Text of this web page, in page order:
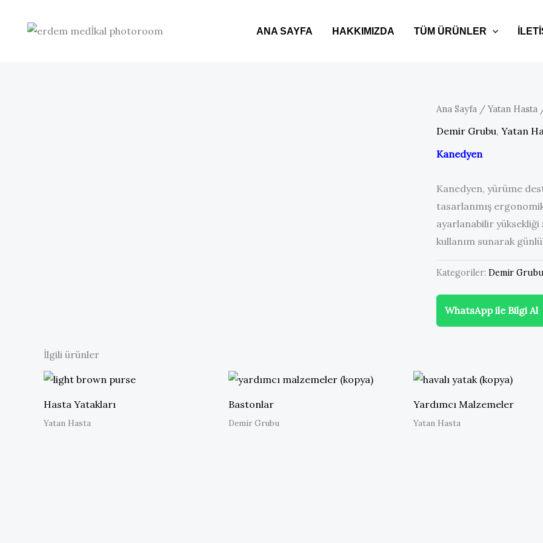
ANA SAYFA HAKKIMIZDA TÜM ÜRÜNLER
Ana Sayfa / Yatan Hasta
Demir Grubu, Yatan
Kanedyen
Kanedyen, yürüme
tasarlanmış
ayarlanabilir
kullanım sunarak
Kategoriler: Demir Grubu
WhatsApp ile Bilgi Al
İlgili ürünler
Hasta Yatakları
Yatan Hasta
Bastonlar
Demir Grubu
Yardımcı Malzemeler
Yatan Hasta